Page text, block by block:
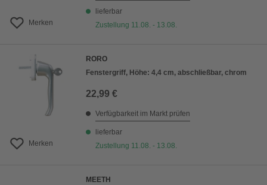
Merken
lieferbar
Zustellung 11.08. - 13.08.
Merken
RORO
Fenstergriff, Höhe: 4,4 cm, abschließbar, chrom
22,99 €
Verfügbarkeit im Markt prüfen
lieferbar
Zustellung 11.08. - 13.08.
MEETH